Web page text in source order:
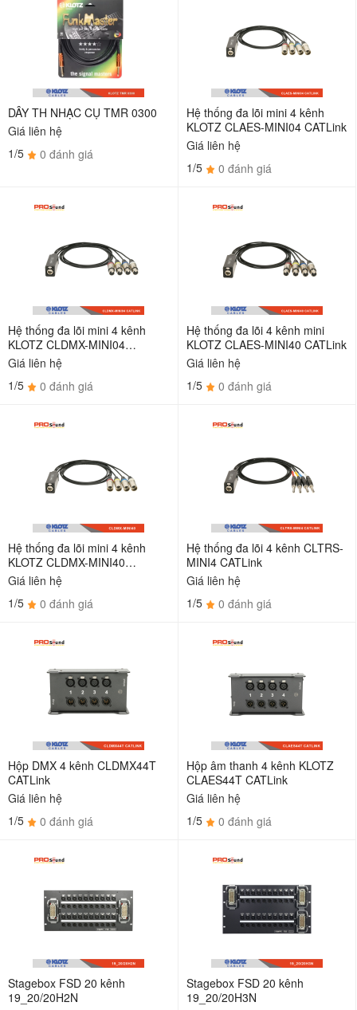
DÂY TH NHẠC CỤ TMR 0300
Giá liên hệ
1/5
0 đánh giá
Hệ thống đa lõi mini 4 kênh
KLOTZ CLAES-MINI04 CATLink
Giá liên hệ
1/5
0 đánh giá
Hệ thống đa lõi mini 4 kênh
KLOTZ CLDMX-MINI04
CATLink
Giá liên hệ
1/5
0 đánh giá
Hệ thống đa lõi 4 kênh mini
KLOTZ CLAES-MINI40 CATLink
Giá liên hệ
1/5
0 đánh giá
Hệ thống đa lõi mini 4 kênh
KLOTZ CLDMX-MINI40
CATLink
Giá liên hệ
1/5
0 đánh giá
Hệ thống đa lõi 4 kênh CLTRS-
MINI4 CATLink
Giá liên hệ
1/5
0 đánh giá
Hộp DMX 4 kênh CLDMX44T
CATLink
Giá liên hệ
1/5
0 đánh giá
Hộp âm thanh 4 kênh KLOTZ
CLAES44T CATLink
Giá liên hệ
1/5
0 đánh giá
Stagebox FSD 20 kênh
19_20/20H2N
Stagebox FSD 20 kênh
19_20/20H3N